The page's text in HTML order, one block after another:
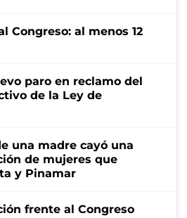
Congreso: al menos 12
paro en reclamo del
de la Ley de
una madre cayó una
de mujeres que
y Pinamar
frente al Congreso